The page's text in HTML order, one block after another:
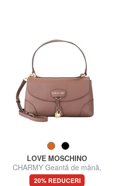
LOVE MOSCHINO
CHARMY Geantă de mână,
cu curea de umăr
20% REDUCERI